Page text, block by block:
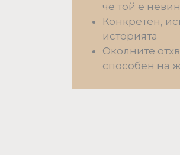
че той е
Конкретен,
историята
Околните
способен на